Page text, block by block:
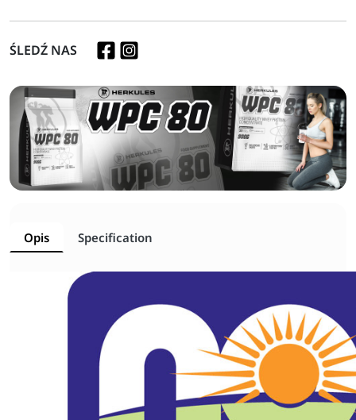
ŚLEDŹ NAS
Opis Specification